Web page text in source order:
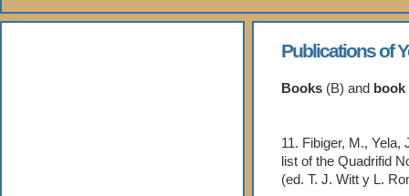
Publications of
Books (B) and
11. Fibiger, M., Yela,
list of the Quadrifid
(ed. T. J. Witt y L.